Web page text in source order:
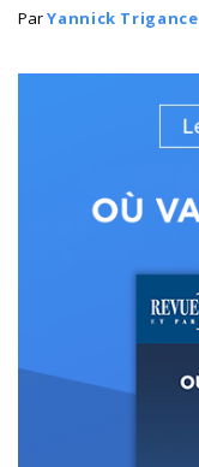
ParYannick Trigance